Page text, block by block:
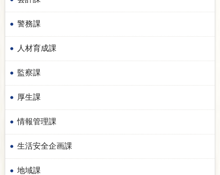
警務課
人材育成課
監察課
厚生課
情報管理課
生活安全企画課
地域課